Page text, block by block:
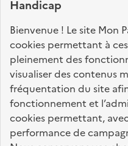
Handicap
Bienvenue ! Le site Mon
cookies permettant à
pleinement des
visualiser des contenus
fréquentation du site
fonctionnement et
cookies permettant,
performance de
Nos sites
info.gouv.fr service-
data.gouv.fr
Nos